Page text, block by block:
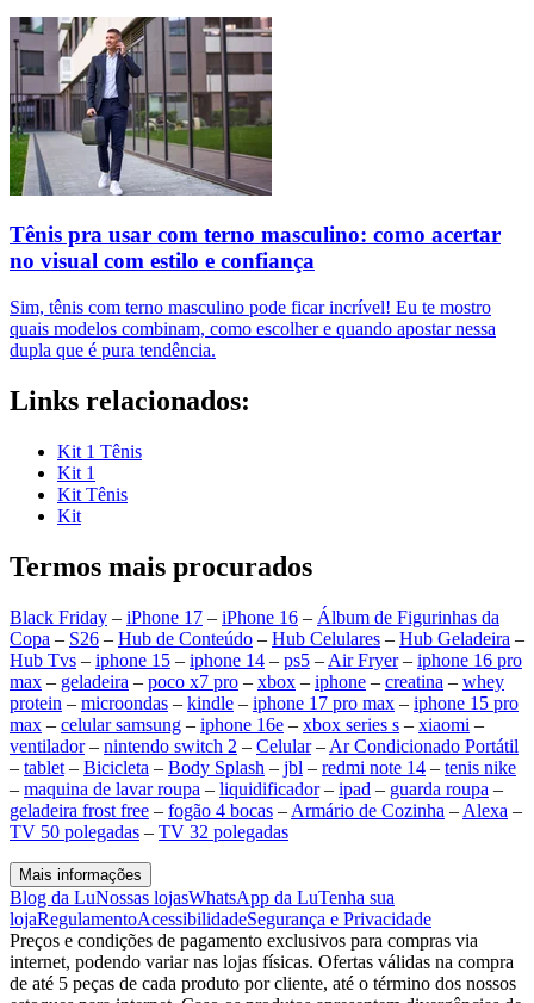
Tênis pra usar com terno masculino: como acertar
no visual com estilo e confiança
Sim, tênis com terno masculino pode ficar incrível! Eu te mostro
quais modelos combinam, como escolher e quando apostar nessa
dupla que é pura tendência.
Links relacionados:
Kit 1 Tênis
Kit 1
Kit Tênis
Kit
Termos mais procurados
Black Friday – iPhone 17 – iPhone 16 – Álbum de Figurinhas da
Copa – S26 – Hub de Conteúdo – Hub Celulares – Hub Geladeira –
Hub Tvs – iphone 15 – iphone 14 – ps5 – Air Fryer– iphone 16 pro
max – geladeira – poco x7 pro – xbox – iphone – creatina – whey
protein – microondas – kindle – iphone 17 pro max – iphone 15 pro
max – celular samsung – iphone 16e – xbox series s – xiaomi –
ventilador– nintendo switch 2 – Celular– Ar Condicionado Portátil
– tablet – Bicicleta – Body Splash – jbl – redmi note 14 – tenis nike
– maquina de lavar roupa – liquidificador– ipad – guarda roupa –
geladeira frost free – fogão 4 bocas – Armário de Cozinha – Alexa –
TV 50 polegadas – TV 32 polegadas
Mais informações
Blog da LuNossas lojasWhatsApp da LuTenha sua
lojaRegulamentoAcessibilidadeSegurança e Privacidade
Preços e condições de pagamento exclusivos para compras via
internet, podendo variar nas lojas físicas. Ofertas válidas na compra
de até 5 peças de cada produto por cliente, até o término dos nossos